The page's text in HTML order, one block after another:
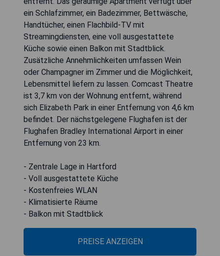
ein Schlafzimmer, ein Badezimmer, Bettwäsche,
Handtücher, einen Flachbild-TV mit
Streamingdiensten, eine voll ausgestattete
Küche sowie einen Balkon mit Stadtblick.
Zusätzliche Annehmlichkeiten umfassen Wein
oder Champagner im Zimmer und die Möglichkeit,
Lebensmittel liefern zu lassen. Comcast Theatre
ist 3,7 km von der Wohnung entfernt, während
sich Elizabeth Park in einer Entfernung von 4,6 km
befindet. Der nächstgelegene Flughafen ist der
Flughafen Bradley International Airport in einer
Entfernung von 23 km.
- Zentrale Lage in Hartford
- Voll ausgestattete Küche
- Kostenfreies WLAN
- Klimatisierte Räume
- Balkon mit Stadtblick
PREISE ANZEIGEN